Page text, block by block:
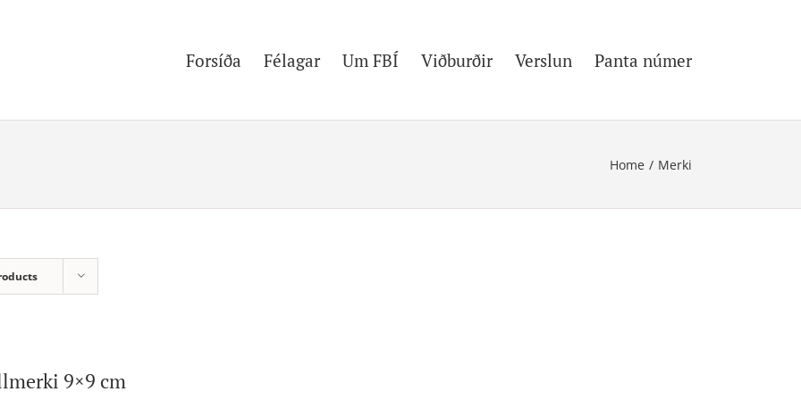
Forsíða Félagar Um FBÍ Viðburðir Verslun Panta númer
Home / Merki
9×9 cm